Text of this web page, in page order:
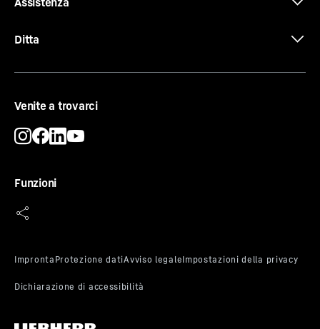
EnergySaver
contemporaneamente? Il tuo Liebherr può aiutarti in
energetico. Se attivi l'EnergySaver, la temperatura
fresco alla temperatura ottimale.
Ditta
Venite a trovarci
Funzioni